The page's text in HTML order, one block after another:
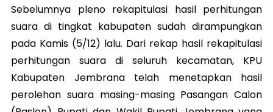
Sebelumnya pleno rekapitulasi hasil perhitungan
suara di tingkat kabupaten sudah dirampungkan
pada Kamis (5/12) lalu. Dari rekap hasil rekapitulasi
perhitungan suara di seluruh kecamatan, KPU
Kabupaten Jembrana telah menetapkan hasil
perolehan suara masing-masing Pasangan Calon